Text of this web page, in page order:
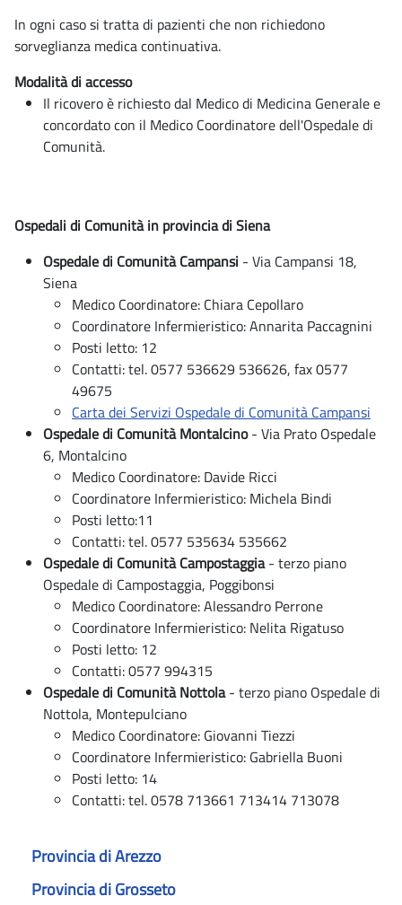
Provincia di Arezzo
Provincia di Grosseto
In ogni caso si tratta di pazienti che non richiedono
sorveglianza medica continuativa.
Modalità di accesso
Il ricovero è richiesto dal Medico di Medicina Generale e
concordato con il Medico Coordinatore dell'Ospedale di
Comunità.
Ospedali di Comunità in provincia di Siena
Ospedale di Comunità Campansi - Via Campansi 18,
Siena
Medico Coordinatore: Chiara Cepollaro
Coordinatore Infermieristico: Annarita Paccagnini
Posti letto: 12
Contatti: tel. 0577 536629 536626, fax 0577
49675
Carta dei Servizi Ospedale di Comunità Campansi
Ospedale di Comunità Montalcino- Via Prato Ospedale
6, Montalcino
Medico Coordinatore: Davide Ricci
Coordinatore Infermieristico: Michela Bindi
Posti letto:11
Contatti: tel. 0577 535634 535662
Ospedale di Comunità Campostaggia- terzo piano
Ospedale di Campostaggia, Poggibonsi
Medico Coordinatore: Alessandro Perrone
Coordinatore Infermieristico: Nelita Rigatuso
Posti letto: 12
Contatti: 0577 994315
Ospedale di Comunità Nottola- terzo piano Ospedale di
Nottola, Montepulciano
Medico Coordinatore: Giovanni Tiezzi
Coordinatore Infermieristico: Gabriella Buoni
Posti letto: 14
Contatti: tel. 0578 713661 713414 713078